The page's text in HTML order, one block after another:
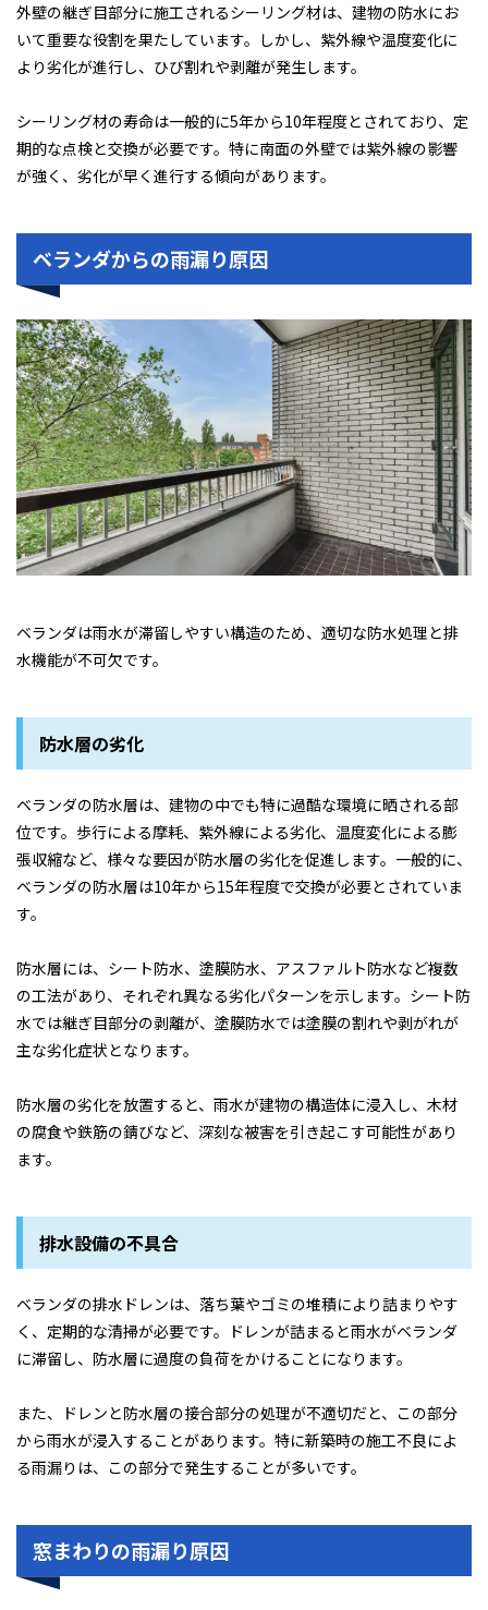
外壁の継ぎ目部分に施工されるシーリング材は、建物の防水にお
いて重要な役割を果たしています。しかし、紫外線や温度変化に
より劣化が進行し、ひび割れや剥離が発生します。
シーリング材の寿命は一般的に5年から10年程度とされており、定
期的な点検と交換が必要です。特に南面の外壁では紫外線の影響
が強く、劣化が早く進行する傾向があります。
ベランダからの雨漏り原因
ベランダは雨水が滞留しやすい構造のため、適切な防水処理と排
水機能が不可欠です。
防水層の劣化
ベランダの防水層は、建物の中でも特に過酷な環境に晒される部
位です。歩行による摩耗、紫外線による劣化、温度変化による膨
張収縮など、様々な要因が防水層の劣化を促進します。一般的に、
ベランダの防水層は10年から15年程度で交換が必要とされていま
す。
防水層には、シート防水、塗膜防水、アスファルト防水など複数
の工法があり、それぞれ異なる劣化パターンを示します。シート防
水では継ぎ目部分の剥離が、塗膜防水では塗膜の割れや剥がれが
主な劣化症状となります。
防水層の劣化を放置すると、雨水が建物の構造体に浸入し、木材
の腐食や鉄筋の錆びなど、深刻な被害を引き起こす可能性があり
ます。
排水設備の不具合
ベランダの排水ドレンは、落ち葉やゴミの堆積により詰まりやす
く、定期的な清掃が必要です。ドレンが詰まると雨水がベランダ
に滞留し、防水層に過度の負荷をかけることになります。
また、ドレンと防水層の接合部分の処理が不適切だと、この部分
から雨水が浸入することがあります。特に新築時の施工不良によ
る雨漏りは、この部分で発生することが多いです。
窓まわりの雨漏り原因